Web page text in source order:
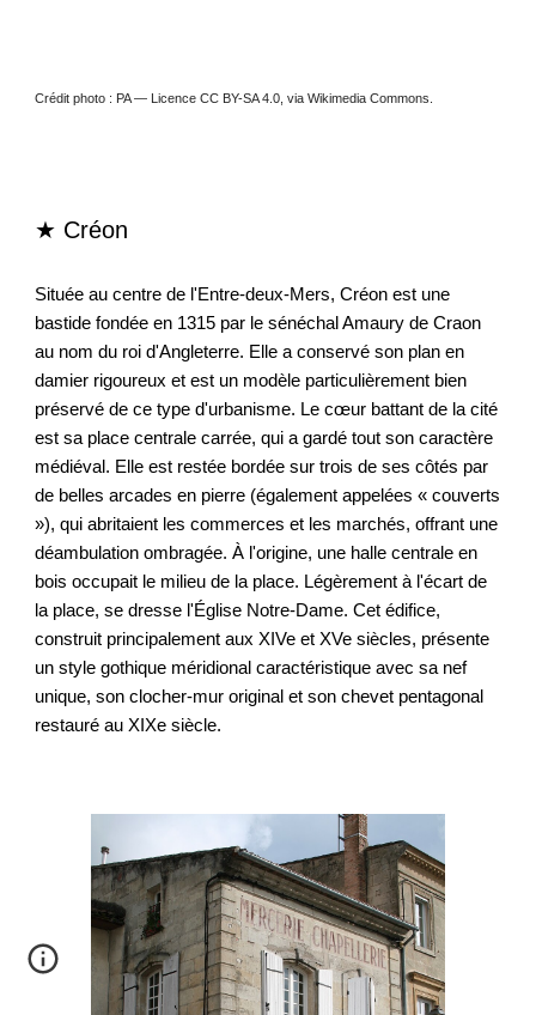
Crédit photo : PA — Licence CC BY-SA 4.0, via Wikimedia Commons.
★ Créon
Située au centre de l'Entre-deux-Mers, Créon est une
bastide fondée en 1315 par le sénéchal Amaury de Craon
au nom du roi d'Angleterre. Elle a conservé son plan en
damier rigoureux et est un modèle particulièrement bien
préservé de ce type d'urbanisme. Le cœur battant de la cité
est sa place centrale carrée, qui a gardé tout son caractère
médiéval. Elle est restée bordée sur trois de ses côtés par
de belles arcades en pierre (également appelées « couverts
»), qui abritaient les commerces et les marchés, offrant une
déambulation ombragée. À l'origine, une halle centrale en
bois occupait le milieu de la place. Légèrement à l'écart de
la place, se dresse l'Église Notre-Dame. Cet édifice,
construit principalement aux XIVe et XVe siècles, présente
un style gothique méridional caractéristique avec sa nef
unique, son clocher-mur original et son chevet pentagonal
restauré au XIXe siècle.